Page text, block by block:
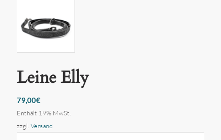
Leine Elly
79,00€
Enthält 19% MwSt.
zzgl. Versand